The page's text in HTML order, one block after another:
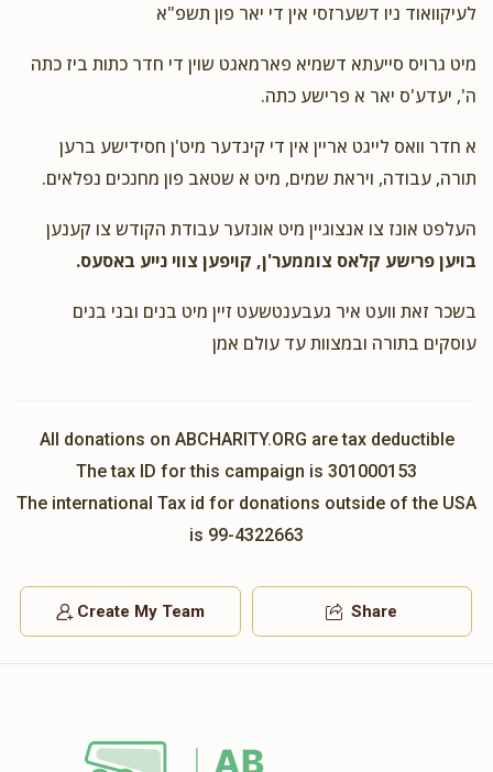
לעיקוואוד ניו דשערזסי אין די יאר פון תשפ"א
מיט גרויס סייעתא דשמיא פארמאגט שוין די חדר כתות ביז כתה
ה', יעדע'ס יאר א פרישע כתה.
א חדר וואס לייגט אריין אין די קינדער מיט'ן חסידישע ברען
תורה, עבודה, ויראת שמים, מיט א שטאב פון מחנכים נפלאים.
העלפט אונז צו אנצוגיין מיט אונזער עבודת הקודש צו קענען
בויען פרישע קלאס צוממער'ן, קויפען צווי נייע באסעס.
בשכר זאת וועט איר געבענטשעט זיין מיט בנים ובני בנים
עוסקים בתורה ובמצוות עד עולם אמן
All donations on ABCHARITY.ORG are tax deductible
The tax ID for this campaign is 301000153
The international Tax id for donations outside of the USA
is 99-4322663
Create My Team Share